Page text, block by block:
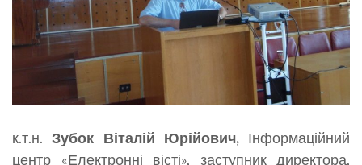
к.т.н. Зубок Віталій Юрійович, Інформаційний
центр «Електронні вісті», заступник директора,